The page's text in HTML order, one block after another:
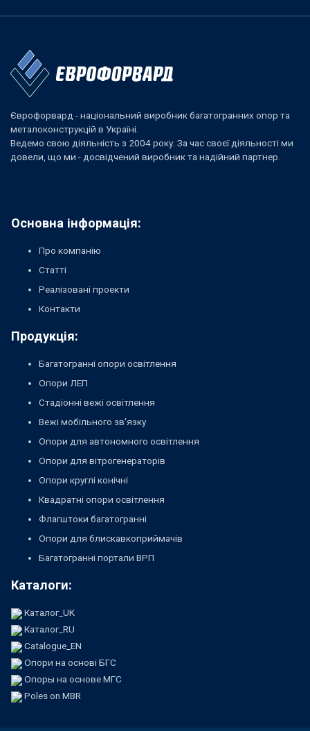
Єврофорвард - національний виробник багатогранних опор та
металоконструкцій в Україні.
Ведемо свою діяльність з 2004 року. За час своєї діяльності ми
довели, що ми - досвідчений виробник та надійний партнер.
Основна інформація:
Про компанію
Статті
Реалізовані проекти
Контакти
Продукція:
Багатогранні опори освітлення
Опори ЛЕП
Стадіонні вежі освітлення
Вежі мобільного зв'язку
Опори для автономного освітлення
Опори для вітрогенераторів
Опори круглі конічні
Квадратні опори освітлення
Флагштоки багатогранні
Опори для блискавкоприймачів
Багатогранні портали ВРП
Каталоги:
Каталог_UK
Каталог_RU
Catalogue_EN
Опори на основі БГС
Опоры на основе МГС
Poles on MBR